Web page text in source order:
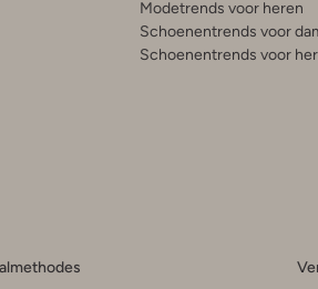
Modetrends voor heren
Schoenentrends voor
Schoenentrends voor